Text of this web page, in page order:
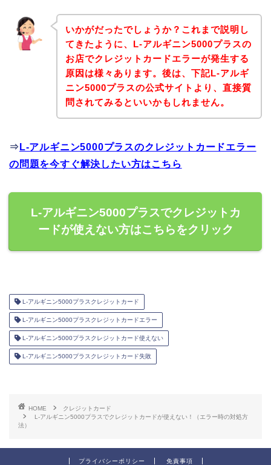
いかがだったでしょうか？これまで説明し
てきたように、L-アルギニン5000プラスの
お店でクレジットカードエラーが発生する
原因は様々あります。後は、下記L-アルギ
ニン5000プラスの公式サイトより、直接質
問されてみるといいかもしれません。
⇒ L-アルギニン5000プラスのクレジットカードエラー
の問題を今すぐ解決したい方はこちら
L-アルギニン5000プラスでクレジットカ
ードが使えない方はこちらをクリック
L-アルギニン5000プラスクレジットカード
L-アルギニン5000プラスクレジットカードエラー
L-アルギニン5000プラスクレジットカード使えない
L-アルギニン5000プラスクレジットカード失敗
HOME
クレジットカード
L-アルギニン5000プラスでクレジットカードが使えない！（エラー時の対処方
法）
プライバシーポリシー 免責事項